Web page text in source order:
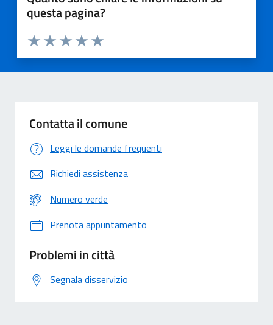
questa pagina?
Valuta 5 stelle su 5
Valuta 4 stelle su 5
Valuta 3 stelle su 5
Valuta 2 stelle su 5
Valuta 1 stelle su 5
Contatta il comune
Leggi le domande frequenti
Richiedi assistenza
Numero verde
Prenota appuntamento
Problemi in città
Segnala disservizio